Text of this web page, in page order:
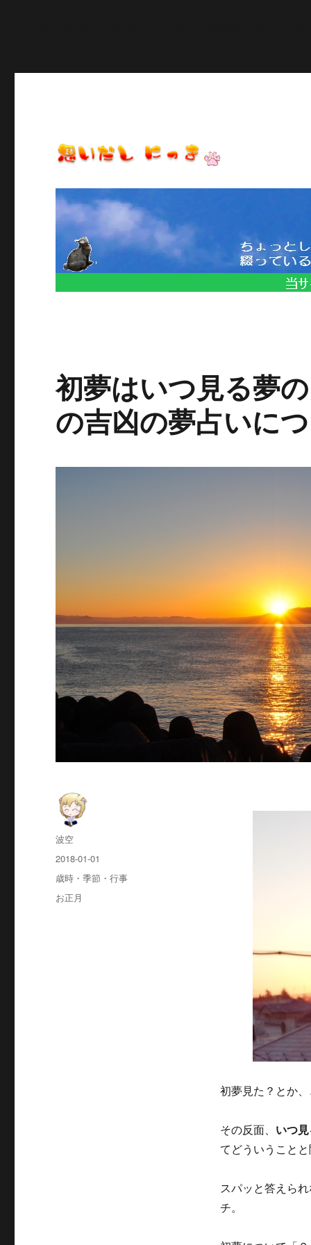
思いだし にっき
初夢はいつ見る夢
の吉凶の夢占いに
初夢見た？とか
その反面、 いつ
てどういうことと
スパッと答えら
チ。
投
稿
波空
投
稿
日:
2018-01-01
カ
テ
ゴ
歳時・季節・行事
タ
お正月